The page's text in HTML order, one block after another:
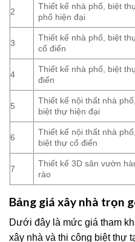
2
Thiết kế nhà phố, biệt
phố hiện đại
3
Thiết kế nhà phố, biệt
cổ điển
4
Thiết kế nhà phố, biệt
điển
5
Thiết kế nội thất nhà phố,
biệt thự hiện đại
6
Thiết kế nội thất nhà phố,
biệt thự cổ điển
7
Thiết kế 3D sân vườn
rào
Bảng giá xây nhà trọn
Dưới đây là mức giá tham
xây nhà và thi công biệt thự